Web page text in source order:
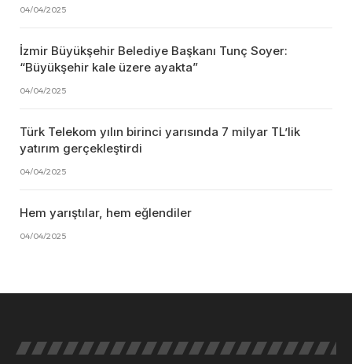
04/04/2025
İzmir Büyükşehir Belediye Başkanı Tunç Soyer:
“Büyükşehir kale üzere ayakta”
04/04/2025
Türk Telekom yılın birinci yarısında 7 milyar TL’lik
yatırım gerçekleştirdi
04/04/2025
Hem yarıştılar, hem eğlendiler
04/04/2025